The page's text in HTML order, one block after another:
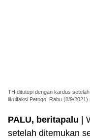
TH ditutupi dengan kardus
likuifaksi Petogo, Rabu (8/9/
PALU, beritapalu |
setelah ditemukan